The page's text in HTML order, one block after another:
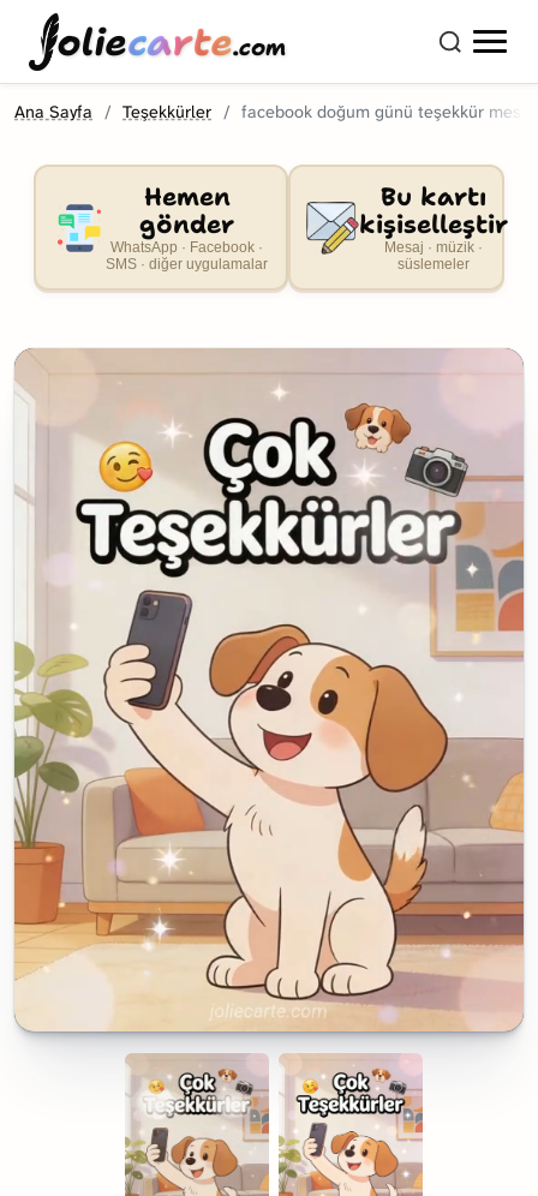
oliecarte.com
Ana Sayfa Teşekkürler facebook doğum günü teşekkür
Hemen
gönder
WhatsApp · Facebook ·
SMS · diğer uygulamalar
Bu kartı
kişiselleştir
Mesaj · müzik ·
süslemeler